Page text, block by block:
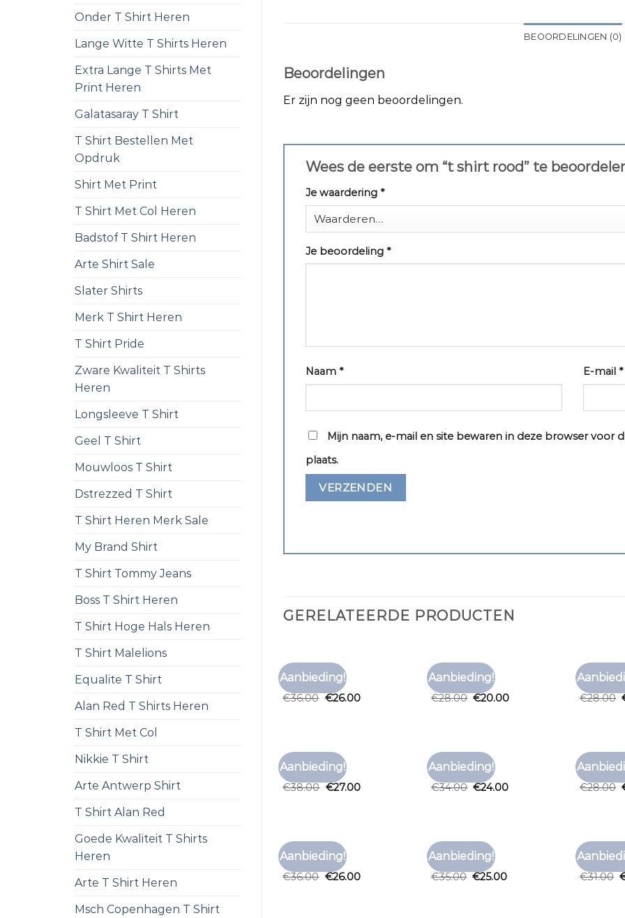
Onder T Shirt Heren
Lange Witte T Shirts Heren
Extra Lange T Shirts Met
Print Heren
Galatasaray T Shirt
T Shirt Bestellen Met
Opdruk
Shirt Met Print
T Shirt Met Col Heren
Badstof T Shirt Heren
Arte Shirt Sale
Slater Shirts
Merk T Shirt Heren
T Shirt Pride
Zware Kwaliteit T Shirts
Heren
Longsleeve T Shirt
Geel T Shirt
Mouwloos T Shirt
Dstrezzed T Shirt
T Shirt Heren Merk Sale
My Brand Shirt
T Shirt Tommy Jeans
Boss T Shirt Heren
T Shirt Hoge Hals Heren
T Shirt Malelions
Equalite T Shirt
Alan Red T Shirts Heren
T Shirt Met Col
Nikkie T Shirt
Arte Antwerp Shirt
T Shirt Alan Red
Goede Kwaliteit T Shirts
Heren
Arte T Shirt Heren
Msch Copenhagen T Shirt
BEOORDELINGEN (0)
Beoordelingen
Er zijn nog geen beoordelingen.
Wees de eerste om “t shirt rood” te
Je waardering *
Je beoordeling *
Naam * E-mail*
Mijn naam, e-mail en site bewaren in deze browser voor
plaats.
GERELATEERDE PRODUCTEN
Aanbieding!
T SHIRT ROOD
t shirt rood
€36.00 €26.00
Aanbieding!
T SHIRT ROOD
t shirt rood
€28.00 €20.00
T SHIRT
t shirt
€28.00
Aanbieding!
T SHIRT ROOD
t shirt rood
€38.00 €27.00
Aanbieding!
T SHIRT ROOD
t shirt rood
€34.00 €24.00
T SHIRT
t shirt
€28.00
Aanbieding!
T SHIRT ROOD
t shirt rood
€36.00 €26.00
Aanbieding!
T SHIRT ROOD
t shirt rood
€35.00 €25.00
T SHIRT
t shirt
€31.00